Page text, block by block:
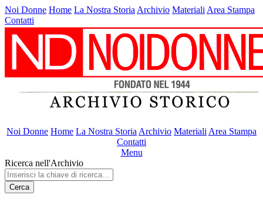
Noi Donne Home La Nostra Storia Archivio Materiali Area Stampa
Contatti
Noi Donne Home La Nostra Storia Archivio Materiali Area Stampa
Contatti
Menu
Ricerca nell'Archivio
Cerca